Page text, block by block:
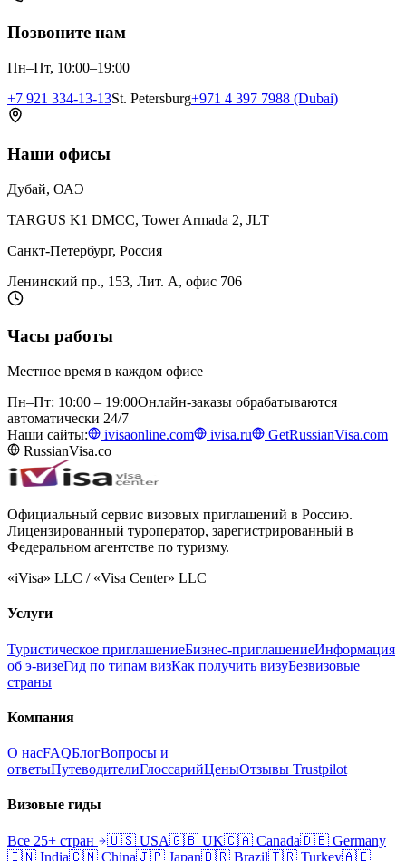
Позвоните нам
Пн–Пт, 10:00–19:00
+7 921 334-13-13St. Petersburg+971 4 397 7988 (Dubai)
Наши офисы
Дубай, ОАЭ
TARGUS K1 DMCC, Tower Armada 2, JLT
Санкт-Петербург, Россия
Ленинский пр., 153, Лит. А, офис 706
Часы работы
Местное время в каждом офисе
Пн–Пт: 10:00 – 19:00Онлайн-заказы обрабатываются
автоматически 24/7
Наши сайты:
ivisaonline.com ivisa.ru
GetRussianVisa.com
RussianVisa.co
Официальный сервис визовых приглашений в Россию.
Лицензированный туроператор, зарегистрированный в
Федеральном агентстве по туризму.
«iVisa» LLC / «Visa Center» LLC
Услуги
Туристическое приглашениеБизнес-приглашениеИнформация
об э-визеГид по типам визКак получить визуБезвизовые
страны
Компания
О насFAQБлогВопросы и
ответыПутеводителиГлоссарийЦеныОтзывы Trustpilot
Визовые гиды
Все 25+ стран 🇺🇸 USA🇬🇧 UK🇨🇦 Canada🇩🇪 Germany
🇮🇳 India🇨🇳 China🇯🇵 Japan🇧🇷 Brazil🇹🇷 Turkey🇦🇪